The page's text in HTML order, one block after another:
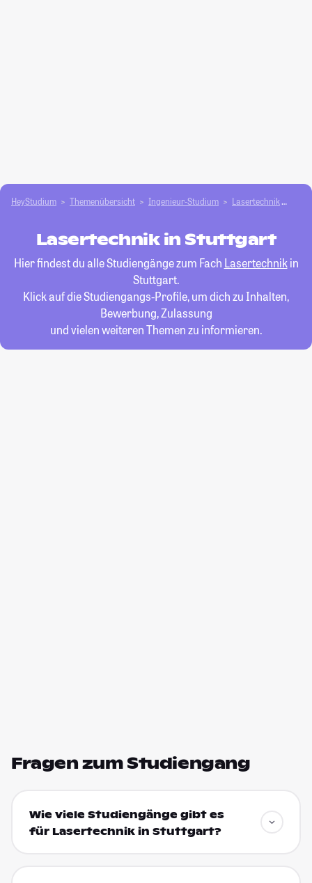
HeyStudium Themenübersicht Ingenieur-Studium Lasertechnik
Lasertechnik in Stuttgart
Hier findest du alle Studiengänge zum Fach Lasertechnikin
Stuttgart.
Klick auf die Studiengangs-Profile, um dich zu Inhalten,
Bewerbung, Zulassung
und vielen weiteren Themen zu informieren.
Fragen zum Studiengang
Wie viele Studiengänge gibt es
für Lasertechnik in Stuttgart?